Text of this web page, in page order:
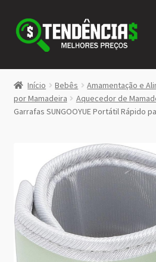
Pular
para
navegação
Pular
para
conteúdo
LOJA
<>
Início Bebês Amamentação e
por Mamadeira
Aquecedor de
Garrafas SUNGOOYUE Portátil Rápido